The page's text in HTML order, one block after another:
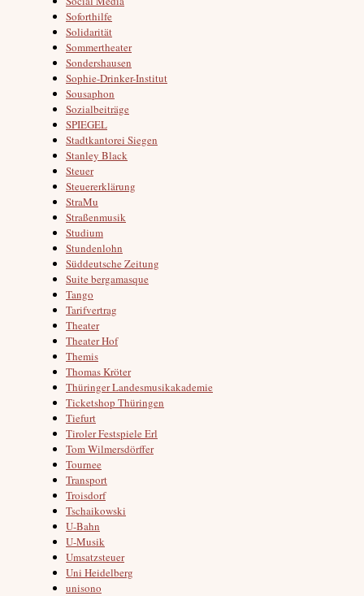
Soforthilfe
Solidarität
Sommertheater
Sondershausen
Sophie-Drinker-Institut
Sousaphon
Sozialbeiträge
SPIEGEL
Stadtkantorei Siegen
Stanley Black
Steuer
Steuererklärung
StraMu
Straßenmusik
Studium
Stundenlohn
Süddeutsche Zeitung
Suite bergamasque
Tango
Tarifvertrag
Theater
Theater Hof
Themis
Thomas Kröter
Thüringer Landesmusikakademie
Ticketshop Thüringen
Tiefurt
Tiroler Festspiele Erl
Tom Wilmersdörffer
Tournee
Transport
Troisdorf
Tschaikowski
U-Bahn
U-Musik
Umsatzsteuer
Uni Heidelberg
unisono